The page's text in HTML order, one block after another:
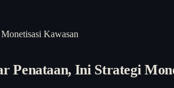
Kawasan
Ini Strategi